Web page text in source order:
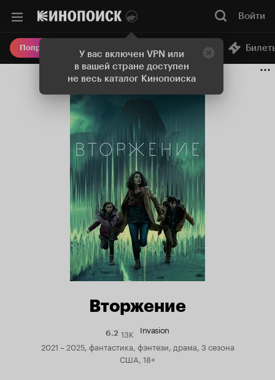
У вас включен VPN или
в вашей стране доступен
не весь каталог Кинопоиска
Войти
Попробовать Плюс Онлайн-кинотеатр
Вторжение
6.2Рейтинг
Кинопоиска
13K Invasion
2021 – 2025, фантастика, фэнтези, драма, 3 сезона
США, 18+